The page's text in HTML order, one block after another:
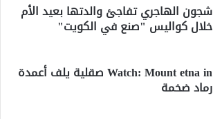
شجون الهاجري تفاجئ والدتها بعيد الأم
خلال كواليس "صنع في الكويت"
Watch: Mount etna in صقلية يلف أعمدة
رماد ضخمة